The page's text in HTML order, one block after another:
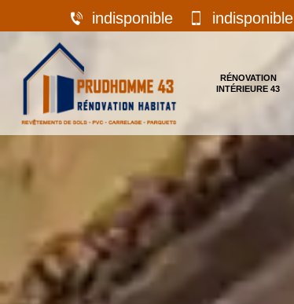
indisponible indisponible
RÉNOVATION
INTÉRIEURE 43